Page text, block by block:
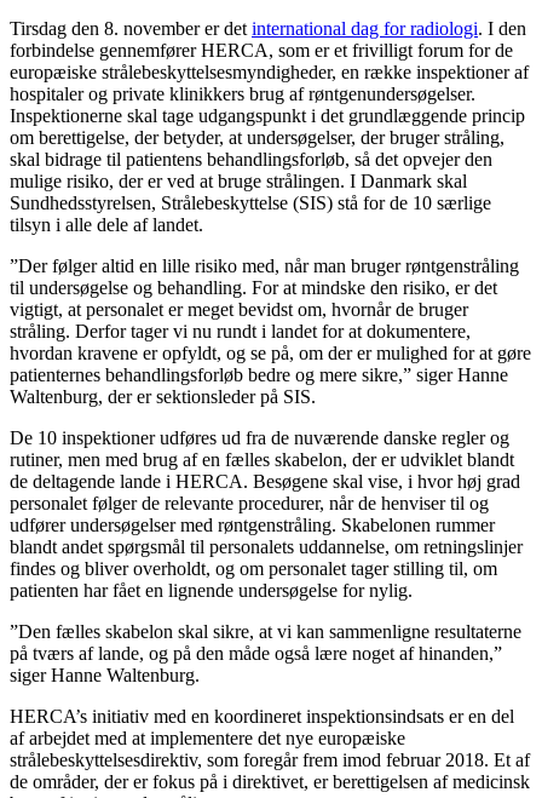
Tirsdag den 8. november er det international dag for radiologi. I den
forbindelse gennemfører HERCA, som er et frivilligt forum for de
europæiske strålebeskyttelsesmyndigheder, en række inspektioner af
hospitaler og private klinikkers brug af røntgenundersøgelser.
Inspektionerne skal tage udgangspunkt i det grundlæggende princip
om berettigelse, der betyder, at undersøgelser, der bruger stråling,
skal bidrage til patientens behandlingsforløb, så det opvejer den
mulige risiko, der er ved at bruge strålingen. I Danmark skal
Sundhedsstyrelsen, Strålebeskyttelse (SIS) stå for de 10 særlige
tilsyn i alle dele af landet.
”Der følger altid en lille risiko med, når man bruger røntgenstråling
til undersøgelse og behandling. For at mindske den risiko, er det
vigtigt, at personalet er meget bevidst om, hvornår de bruger
stråling. Derfor tager vi nu rundt i landet for at dokumentere,
hvordan kravene er opfyldt, og se på, om der er mulighed for at gøre
patienternes behandlingsforløb bedre og mere sikre,” siger Hanne
Waltenburg, der er sektionsleder på SIS.
De 10 inspektioner udføres ud fra de nuværende danske regler og
rutiner, men med brug af en fælles skabelon, der er udviklet blandt
de deltagende lande i HERCA. Besøgene skal vise, i hvor høj grad
personalet følger de relevante procedurer, når de henviser til og
udfører undersøgelser med røntgenstråling. Skabelonen rummer
blandt andet spørgsmål til personalets uddannelse, om retningslinjer
findes og bliver overholdt, og om personalet tager stilling til, om
patienten har fået en lignende undersøgelse for nylig.
”Den fælles skabelon skal sikre, at vi kan sammenligne resultaterne
på tværs af lande, og på den måde også lære noget af hinanden,”
siger Hanne Waltenburg.
HERCA’s initiativ med en koordineret inspektionsindsats er en del
af arbejdet med at implementere det nye europæiske
strålebeskyttelsesdirektiv, som foregår frem imod februar 2018. Et af
de områder, der er fokus på i direktivet, er berettigelsen af medicinsk